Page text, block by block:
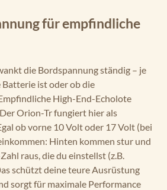
für empfindliche
die Bordspannung ständig – je
Batterie ist oder ob die
High-End-Echolote
Orion-Tr fungiert hier als
ob vorne 10 Volt oder 17 Volt (bei
Hinten kommen stur und
raus, die du einstellst (z.B.
schützt deine teure Ausrüstung
sorgt für maximale Performance